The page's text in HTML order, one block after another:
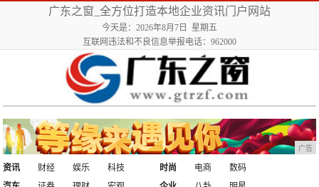
广东之窗_全方位打造本地企业资讯门户网站
今天是：2026年8月7日 星期五
互联网违法和不良信息举报电话：962000
广告
资讯 财经 娱乐
科技
时尚 电商
数码